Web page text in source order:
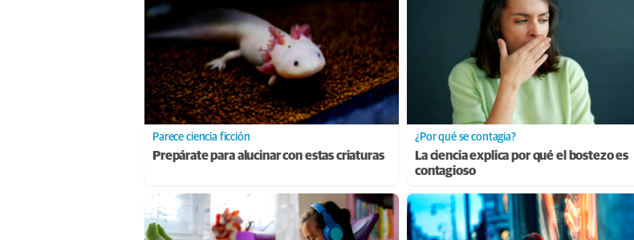
Parece ciencia ficción
Prepárate para alucinar con estas criaturas
¿Por qué se contagia?
La ciencia explica por qué el bostezo es
contagioso